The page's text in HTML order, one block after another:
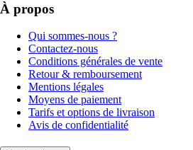
À propos
Qui sommes-nous ?
Contactez-nous
Conditions générales de vente
Retour & remboursement
Mentions légales
Moyens de paiement
Tarifs et options de livraison
Avis de confidentialité